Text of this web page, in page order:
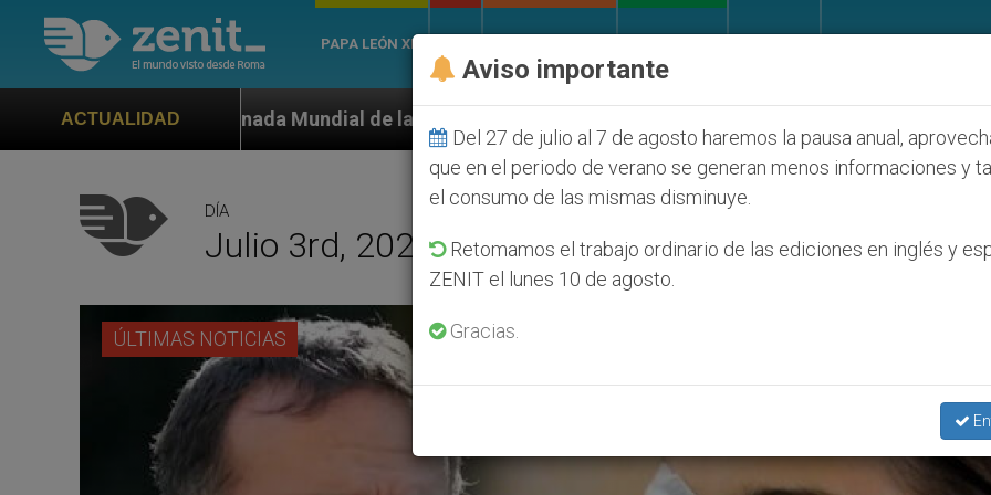
PAPA LEÓN XIV
ACTUALIDAD
Jornada Mundial de la Juventud Seúl 2027 ONU se pronuncia ante caso de obispo católico
DÍA
Julio 3rd, 2024
ÚLTIMAS NOTICIAS
Aviso importante
Del 27 de julio al 7 de agosto haremos la pausa anual,
que en el periodo de verano se generan menos informaciones y
el consumo de las mismas disminuye.
Retomamos el trabajo ordinario de las ediciones en inglés y
ZENIT el lunes 10 de agosto.
Gracias.